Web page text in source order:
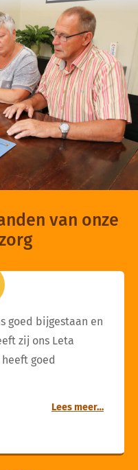
van onze
goed bijgestaan en
zij ons Leta
goed
Lees meer…